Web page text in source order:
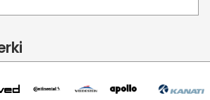
Mynd Mynd Mynd Mynd